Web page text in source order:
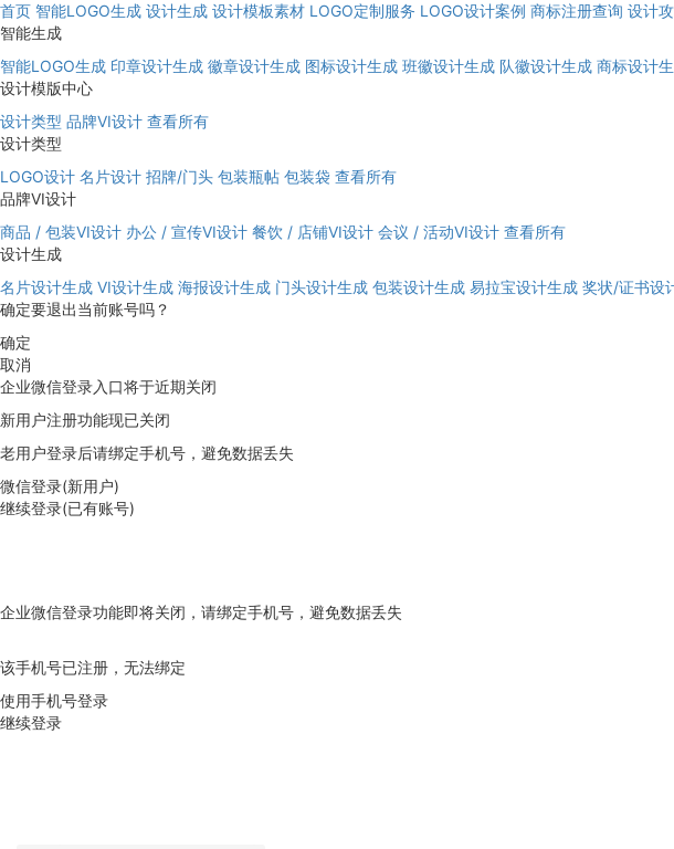
首页 智能LOGO生成 设计生成 设计模板素材 LOGO定制服务 LOGO设计案例 商标注册查询 设计
智能生成
智能LOGO生成 印章设计生成 徽章设计生成 图标设计生成 班徽设计生成 队徽设计生成 商标设计
设计模版中心
设计类型 品牌VI设计 查看所有
设计类型
LOGO设计 名片设计 招牌/门头 包装瓶帖 包装袋 查看所有
品牌VI设计
商品 / 包装VI设计 办公 / 宣传VI设计 餐饮 / 店铺VI设计 会议 / 活动VI设计 查看所有
设计生成
名片设计生成 VI设计生成 海报设计生成 门头设计生成 包装设计生成 易拉宝设计生成 奖状/证书设
确定要退出当前账号吗？
确定
取消
企业微信登录入口将于近期关闭
新用户注册功能现已关闭
老用户登录后请绑定手机号，避免数据丢失
微信登录(新用户)
继续登录(已有账号)
企业微信登录功能即将关闭，请绑定手机号，避免数据丢失
该手机号已注册，无法绑定
使用手机号登录
继续登录